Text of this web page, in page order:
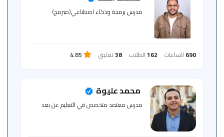
مدرس برمجة وذكاء اصطناعي(مبرمج)
690 الساعات 162الطلاب 38تعليق 4.85
محمد عليوة
مدرس معتمد متخصص في التعليم عن بعد